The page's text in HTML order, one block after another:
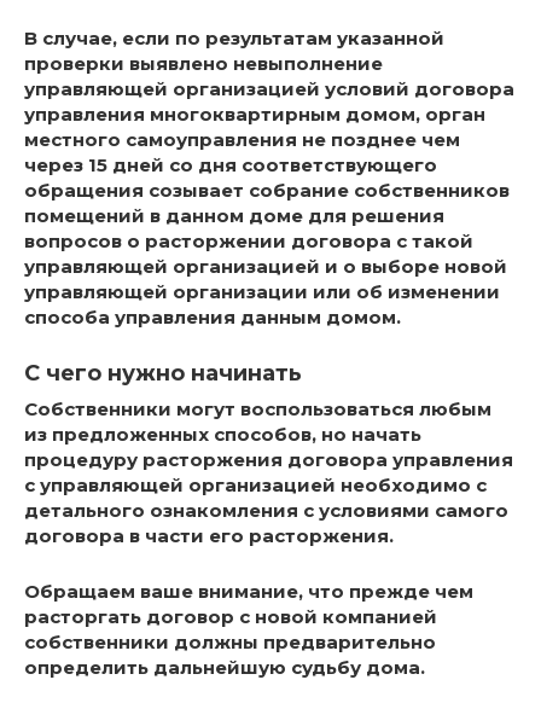
В случае, если по результатам указанной
проверки выявлено невыполнение
управляющей организацией условий договора
управления многоквартирным домом, орган
местного самоуправления не позднее чем
через 15 дней со дня соответствующего
обращения созывает собрание собственников
помещений в данном доме для решения
вопросов о расторжении договора с такой
управляющей организацией и о выборе новой
управляющей организации или об изменении
способа управления данным домом.
С чего нужно начинать
Собственники могут воспользоваться любым
из предложенных способов, но начать
процедуру расторжения договора управления
с управляющей организацией необходимо с
детального ознакомления с условиями самого
договора в части его расторжения.
Обращаем ваше внимание, что прежде чем
расторгать договор с новой компанией
собственники должны предварительно
определить дальнейшую судьбу дома.